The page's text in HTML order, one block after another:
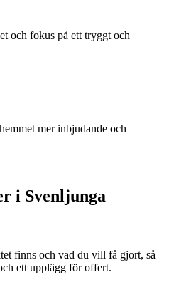
och fokus på ett tryggt och
mer inbjudande och
i Svenljunga
finns och vad du vill få gjort, så
ett upplägg för offert.